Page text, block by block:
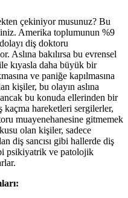
çekiniyor musunuz? Bu
Amerika toplumunun %9
diş doktoru
Aslına bakılırsa bu evrensel
kıyasla daha büyük bir
ve paniğe kapılmasına
kişiler, bu olayın aslına
ancak bu konuda ellerinden bir
hareketleri sergilerler,
muayenehanesine gitmemek
olan kişiler, sadece
diş sancısı gibi hallerde diş
psikiyatrik ve patolojik